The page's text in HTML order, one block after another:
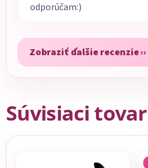
odporúčam:)
Zobraziť ďalšie recenzie
Súvisiaci tovar